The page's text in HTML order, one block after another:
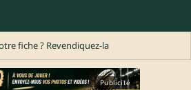
fiche ? Revendiquez-la
Publicité